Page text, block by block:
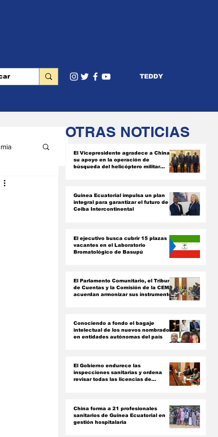
TEDDY
OTRAS NOTICIAS
El Vicepresidente agradece a China
su apoyo en la operación de
búsqueda del helicóptero militar
Guinea Ecuatorial impulsa un plan
integral para garantizar el futuro de
Ceiba Intercontinental
El ejecutivo busca cubrir 15 plazas
vacantes en el Laboratorio
Bromatológico de Basupú
El Parlamento Comunitario, el Tribunal
de Cuentas y la Comisión de la CEMAC
acuerdan armonizar sus instrumentos
Conociendo a fondo el bagaje
intelectual de los nuevos nombrados
en entidades autónomas del país ‎
El Gobierno endurece las
inspecciones sanitarias y ordena
revisar todas las licencias de
China forma a 21 profesionales
sanitarios de Guinea Ecuatorial en
gestión hospitalaria